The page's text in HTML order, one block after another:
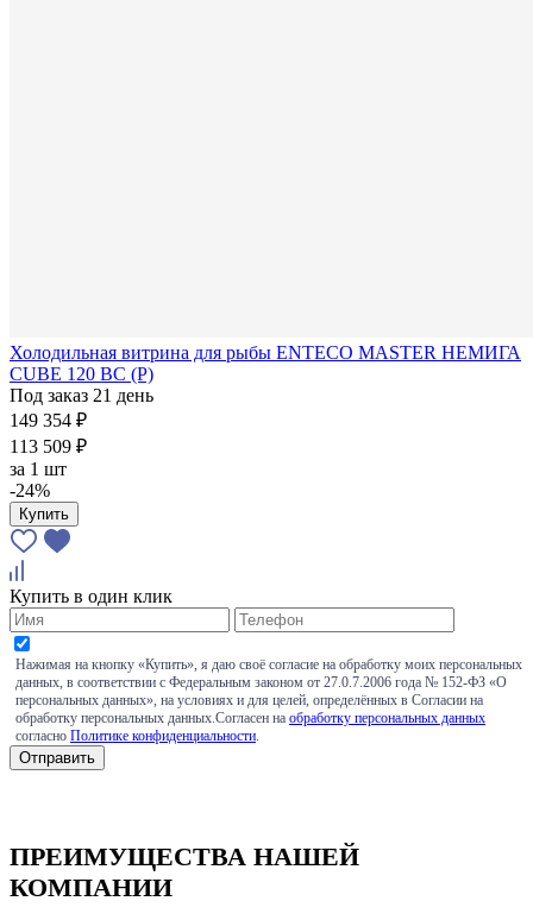
Холодильная витрина для рыбы ENTECO MASTER НЕМИГА
CUBE 120 ВС (Р)
Под заказ 21 день
149 354 ₽
113 509 ₽
за 1 шт
-24%
Купить
Купить в один клик
Нажимая на кнопку «Купить», я даю своё согласие на обработку моих персональных
данных, в соответствии с Федеральным законом от 27.0.7.2006 года № 152-ФЗ «О
персональных данных», на условиях и для целей, определённых в Согласии на
обработку персональных данных.Согласен на обработку персональных данных
согласно Политике конфиденциальности
ПРЕИМУЩЕСТВА НАШЕЙ
КОМПАНИИ